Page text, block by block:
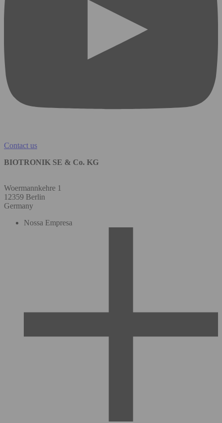
Contact us
BIOTRONIK SE & Co. KG
Woermannkehre 1
12359 Berlin
Germany
Nossa Empresa